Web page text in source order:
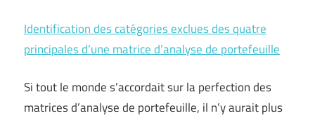
Identification des catégories exclues des quatre
principales d’une matrice d’analyse de portefeuille
Si tout le monde s’accordait sur la perfection des
matrices d’analyse de portefeuille, il n’y aurait plus